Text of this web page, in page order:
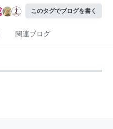
このタグでブログを書く
関連ブログ